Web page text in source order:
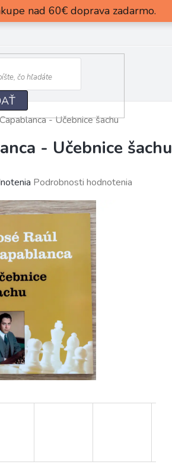
nad 60€ doprava zadarmo.
- Učebnice šachu
- Učebnice šachu
Podrobnosti hodnotenia